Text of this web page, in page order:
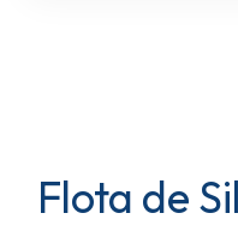
Flota de